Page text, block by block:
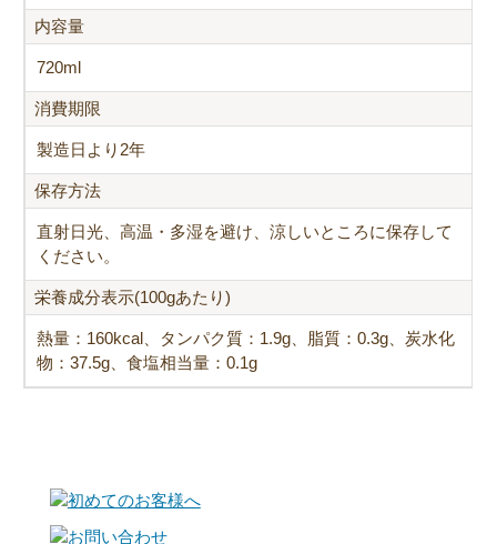
内容量
720ml
消費期限
製造日より2年
保存方法
直射日光、高温・多湿を避け、涼しいところに保存して
ください。
栄養成分表示(100gあたり)
熱量：160kcal、タンパク質：1.9g、脂質：0.3g、炭水化
物：37.5g、食塩相当量：0.1g